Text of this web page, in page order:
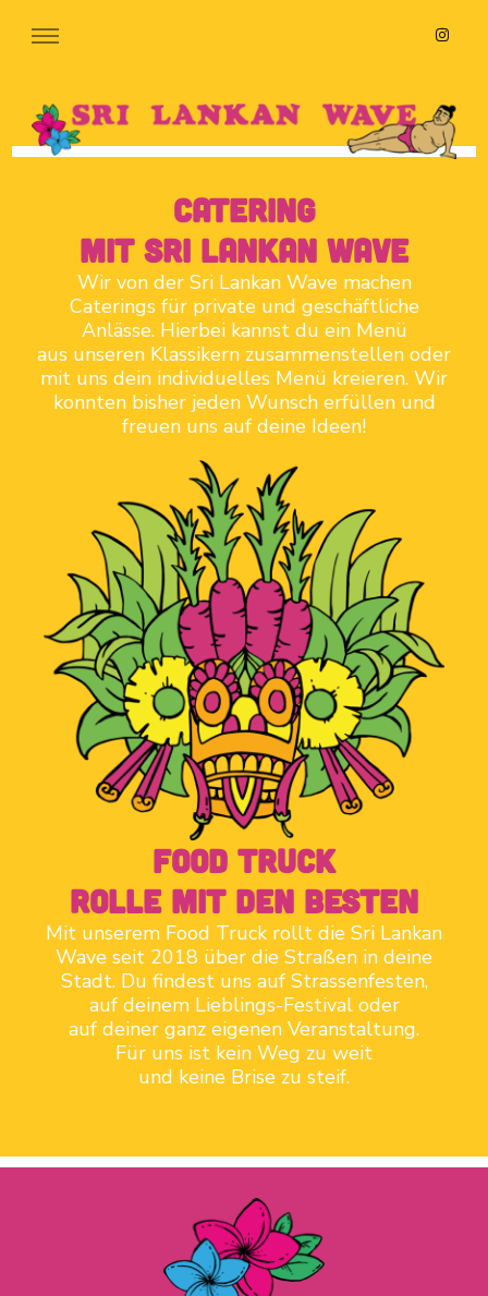
catering
mit Sri lankan wave
Wir von der Sri Lankan Wave machen
Caterings für private und geschäftliche
Anlässe. Hierbei kannst du ein Menü
aus unseren Klassikern zusammenstellen oder
mit uns dein individuelles Menü kreieren. Wir
konnten bisher jeden Wunsch erfüllen und
freuen uns auf deine Ideen!
food truck
rolle mit den besten
Mit unserem Food Truck rollt die Sri Lankan
Wave seit 2018 über die Straßen in deine
Stadt. Du findest uns auf Strassenfesten,
auf deinem Lieblings-Festival oder
auf deiner ganz eigenen Veranstaltung.
Für uns ist kein Weg zu weit
und keine Brise zu steif.